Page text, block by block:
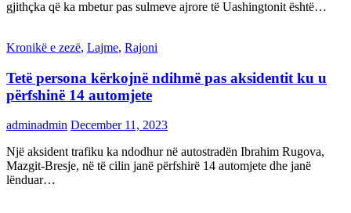
gjithçka që ka mbetur pas sulmeve ajrore të Uashingtonit është…
Kronikë e zezë, Lajme, Rajoni
Tetë persona kërkojnë ndihmë pas aksidentit ku u
përfshinë 14 automjete
adminadmin December 11, 2023
Një aksident trafiku ka ndodhur në autostradën Ibrahim Rugova,
Mazgit-Bresje, në të cilin janë përfshirë 14 automjete dhe janë
lënduar…